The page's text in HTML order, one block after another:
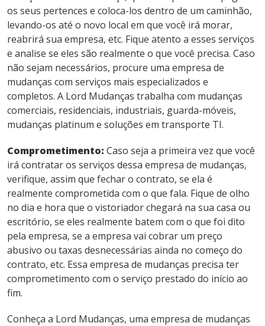
os seus pertences e coloca-los dentro de um caminhão,
levando-os até o novo local em que você irá morar,
reabrirá sua empresa, etc. Fique atento a esses serviços
e analise se eles são realmente o que você precisa. Caso
não sejam necessários, procure uma empresa de
mudanças com serviços mais especializados e
completos. A Lord Mudanças trabalha com mudanças
comerciais, residenciais, industriais, guarda-móveis,
mudanças platinum e soluções em transporte TI.
Comprometimento: Caso seja a primeira vez que você
irá contratar os serviços dessa empresa de mudanças,
verifique, assim que fechar o contrato, se ela é
realmente comprometida com o que fala. Fique de olho
no dia e hora que o vistoriador chegará na sua casa ou
escritório, se eles realmente batem com o que foi dito
pela empresa, se a empresa vai cobrar um preço
abusivo ou taxas desnecessárias ainda no começo do
contrato, etc. Essa empresa de mudanças precisa ter
comprometimento com o serviço prestado do início ao
fim.
Conheça a Lord Mudanças, uma empresa de mudanças